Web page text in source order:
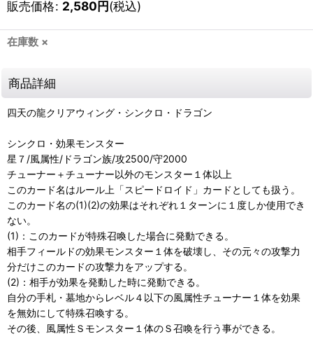
販売価格: 2,580円(税込)
在庫数 ×
商品詳細
四天の龍クリアウィング・シンクロ・ドラゴン
シンクロ・効果モンスター
星７/風属性/ドラゴン族/攻2500/守2000
チューナー＋チューナー以外のモンスター１体以上
このカード名はルール上「スピードロイド」カードとしても扱う。
このカード名の(1)(2)の効果はそれぞれ１ターンに１度しか使用でき
ない。
(1)：このカードが特殊召喚した場合に発動できる。
相手フィールドの効果モンスター１体を破壊し、その元々の攻撃力
分だけこのカードの攻撃力をアップする。
(2)：相手が効果を発動した時に発動できる。
自分の手札・墓地からレベル４以下の風属性チューナー１体を効果
を無効にして特殊召喚する。
その後、風属性Ｓモンスター１体のＳ召喚を行う事ができる。